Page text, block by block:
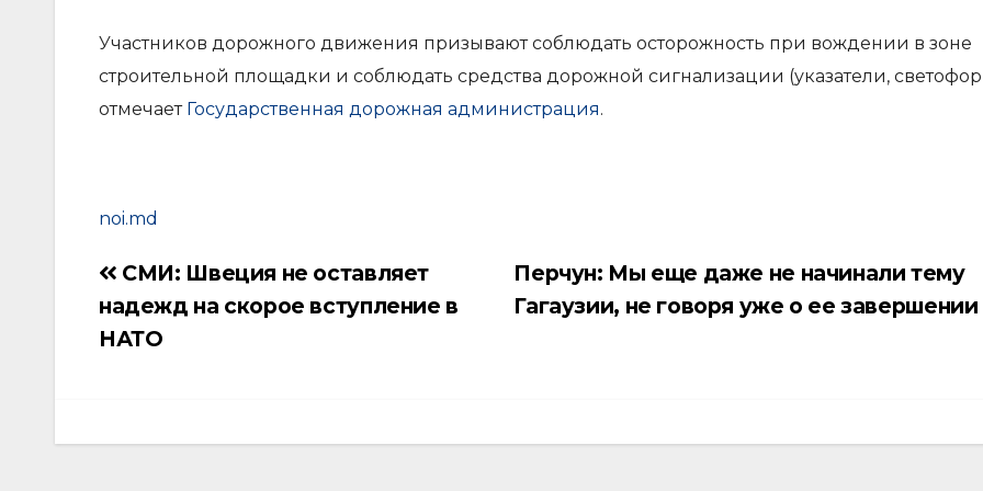
Участников дорожного движения призывают соблюдать осторожность при вождении в зоне
строительной площадки и соблюдать средства дорожной сигнализации (указатели,
отмечает Государственная дорожная администрация.
noi.md
Навигация
по
Перчун: Мы еще даже не начинали тему
Гагаузии, не говоря уже о ее завершении
СМИ: Швеция не оставляет
надежд на скорое вступление в
НАТО